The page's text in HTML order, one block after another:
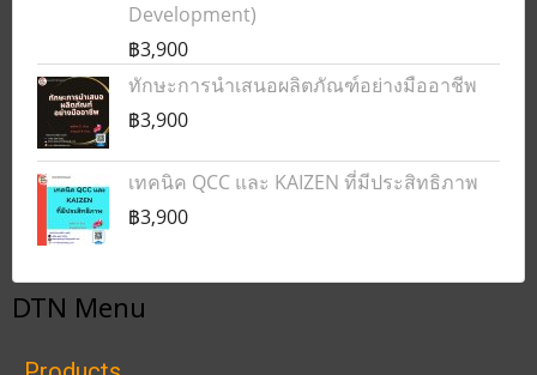
Development)
฿3,900
ทักษะการนำเสนอผลิตภัณฑ์อย่างมืออาชีพ
฿3,900
เทคนิค QCC และ KAIZEN ที่มีประสิทธิภาพ
฿3,900
DTN Menu